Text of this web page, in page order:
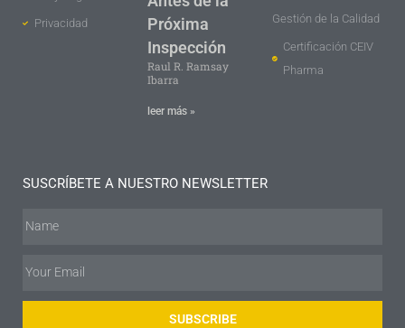
Privacidad
Próxima
Inspección
Raul R. Ramsay
Ibarra
leer más »
Gestión de la Calidad
Certificación CEIV
Pharma
SUSCRÍBETE A NUESTRO NEWSLETTER
SUBSCRIBE